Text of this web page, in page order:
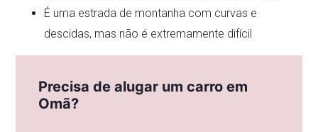
É uma estrada de montanha com curvas e
descidas, mas não é extremamente difícil
Precisa de alugar um carro em
Omã?